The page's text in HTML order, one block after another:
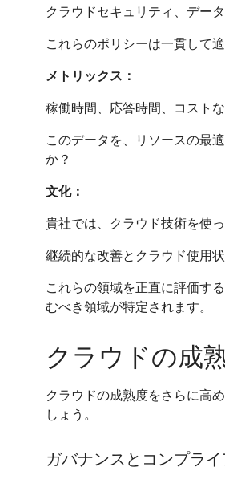
クラウドセキュリティ、デー
これらのポリシーは一貫して
メトリックス：
稼働時間、応答時間、コスト
このデータを、リソースの最
か？
文化：
貴社では、クラウド技術を使
継続的な改善とクラウド使用
これらの領域を正直に評価す
むべき領域が特定されます。
クラウドの成
クラウドの成熟度をさらに高
しょう。
ガバナンスとコンプラ